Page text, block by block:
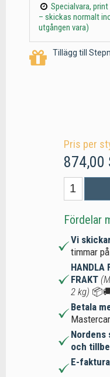
Specialvara,
– skickas normalt
utgången vara)
Tillägg till
Pris per
874,00
Fördelar
Vi
timmar
HANDLA
FRAKT
2 kg)
Betala
Nordens
och
E-